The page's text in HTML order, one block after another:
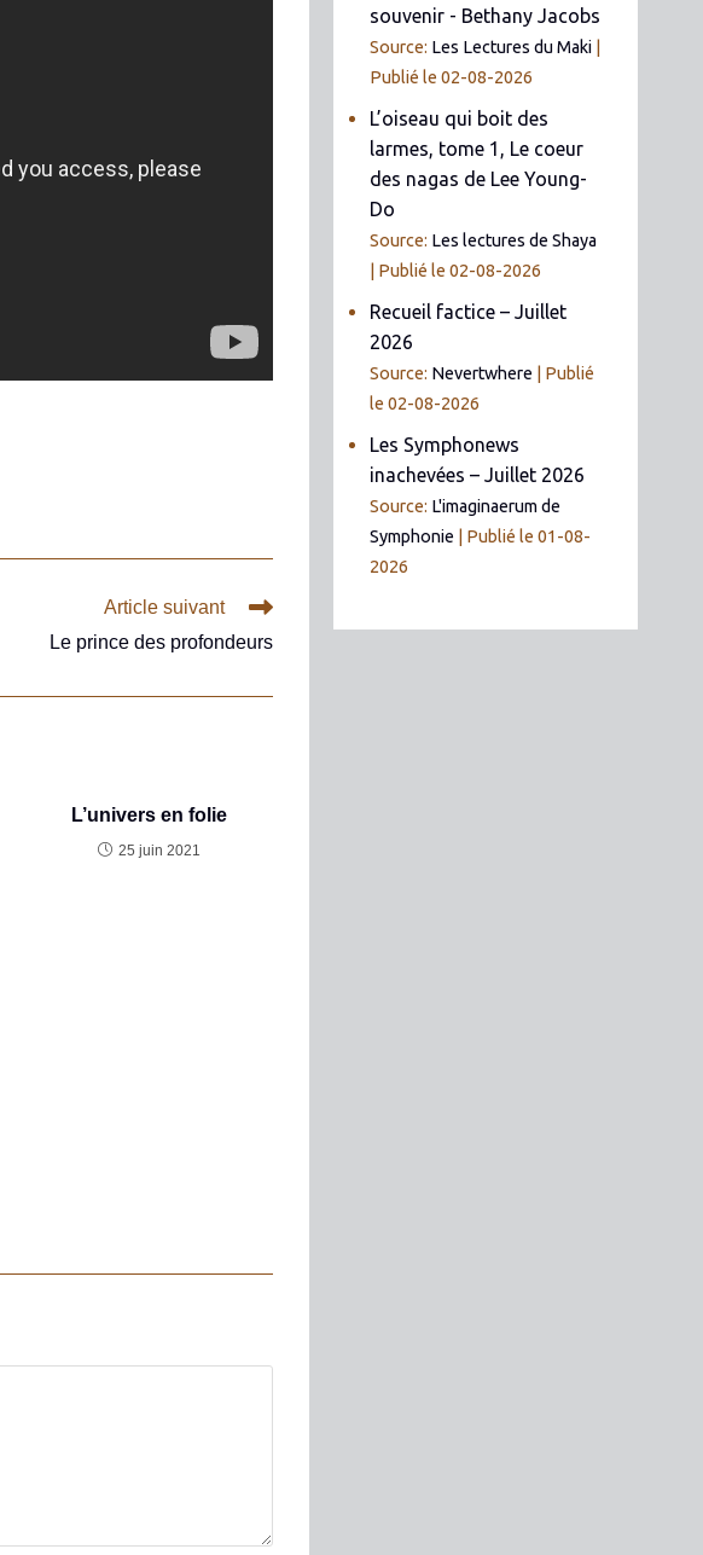
Article suivant
Le prince des profondeurs
L’univers en folie
25 juin 2021
souvenir - Bethany Jacobs
Source: Les Lectures du Maki
Publié le 02-08-2026
L’oiseau qui boit des
larmes, tome 1, Le coeur
des nagas de Lee Young-
Do
Source: Les lectures de Shaya
Publié le 02-08-2026
Recueil factice – Juillet
2026
Source: Nevertwhere
Publié
le 02-08-2026
Les Symphonews
inachevées – Juillet 2026
Source: L'imaginaerum de
Symphonie
Publié le 01-08-
2026